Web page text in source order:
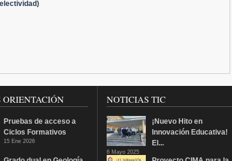
Pruebas de acceso a
Ciclos Formativos
15 Ene 2026
NOTICIAS TIC
¡Nuevo Hito en
Innovación Educativa!
El...
6 Mayo 2025